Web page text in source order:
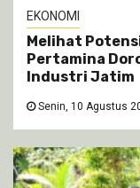
EKONOMI
Melihat
Pertamina
Industri Jatim
Senin, 10 Agustus